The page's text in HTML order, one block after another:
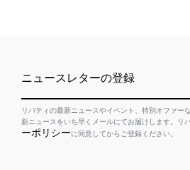
ニュースレターの登録
リバティの最新ニュースやイベント、特別オファー
新ニュースをいち早くメールにてお届けします。リ
ーポリシーに同意してからご登録ください。